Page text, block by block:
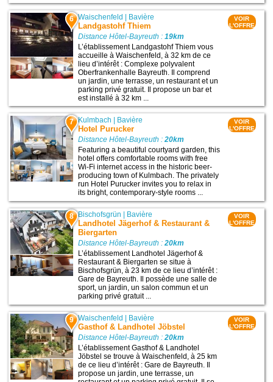
6 Waischenfeld | Bavière
Landgastohf Thiem
Distance Hôtel-Bayreuth :19km
L’établissement Landgastohf Thiem vous
accueille à Waischenfeld, à 32 km de ce
lieu d’intérêt : Complexe polyvalent
Oberfrankenhalle Bayreuth. Il comprend
un jardin, une terrasse, un restaurant et un
parking privé gratuit. Il propose un bar et
est installé à 32 km ...
VOIR
L'OFFRE
7 Kulmbach Bavière
Hotel Purucker
Distance Hôtel-Bayreuth :20km
Featuring a beautiful courtyard garden, this
hotel offers comfortable rooms with free
Wi-Fi internet access in the historic beer-
producing town of Kulmbach. The privately
run Hotel Purucker invites you to relax in
its bright, contemporary-style rooms ...
VOIR
L'OFFRE
8 Bischofsgrün Bavière
Landhotel Jägerhof & Restaurant &
Biergarten
Distance Hôtel-Bayreuth :20km
L’établissement Landhotel Jägerhof &
Restaurant & Biergarten se situe à
Bischofsgrün, à 23 km de ce lieu d’intérêt :
Gare de Bayreuth. Il possède une salle de
sport, un jardin, un salon commun et un
parking privé gratuit ...
VOIR
L'OFFRE
9 Waischenfeld Bavière
Gasthof & Landhotel Jöbstel
Distance Hôtel-Bayreuth :20km
L’établissement Gasthof & Landhotel
Jöbstel se trouve à Waischenfeld, à 25 km
de ce lieu d’intérêt : Gare de Bayreuth. Il
propose un jardin, une terrasse, un
VOIR
L'OFFRE